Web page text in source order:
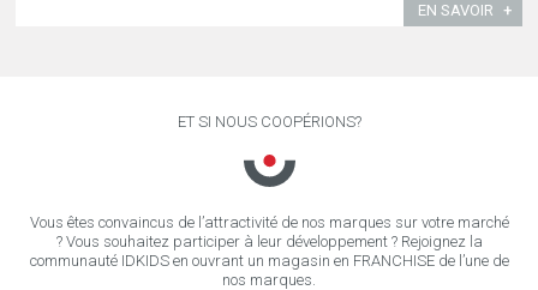
EN SAVOIR
ET SI NOUS COOPÉRIONS?
Vous êtes convaincus de l’attractivité de nos marques sur votre marché
? Vous souhaitez participer à leur développement ? Rejoignez la
communauté IDKIDS en ouvrant un magasin en FRANCHISE de l’une de
nos marques.